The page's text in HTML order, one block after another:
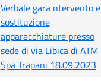
Verbale gara ntervento e
sostituzione
apparecchiature presso
sede di via Libica di ATM
Spa Trapani 18.09.2023